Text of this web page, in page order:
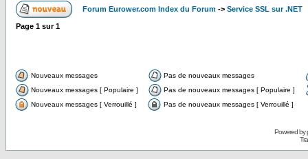
Forum Eurower.com Index du Forum -> Service SSL sur .NET
Page 1 sur1
Nouveaux messages
Pas de nouveaux messages
Nouveaux messages [ Populaire ]
Pas de nouveaux messages [ Populaire ]
Nouveaux messages [ Verrouillé ]
Pas de nouveaux messages [ Verrouillé ]
Powered by